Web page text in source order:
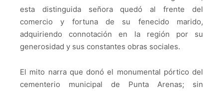
esta distinguida señora quedó al frente del
comercio y fortuna de su fenecido marido,
adquiriendo connotación en la región por su
generosidad y sus constantes obras sociales.
El mito narra que donó el monumental pórtico del
cementerio municipal de Punta Arenas; sin